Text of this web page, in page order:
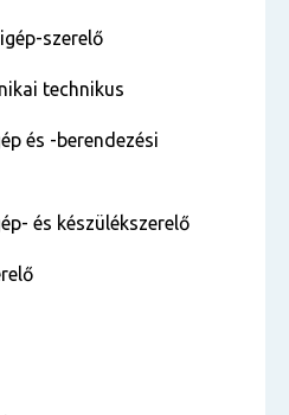
szerelő
technikus
és -berendezési
és készülékszerelő